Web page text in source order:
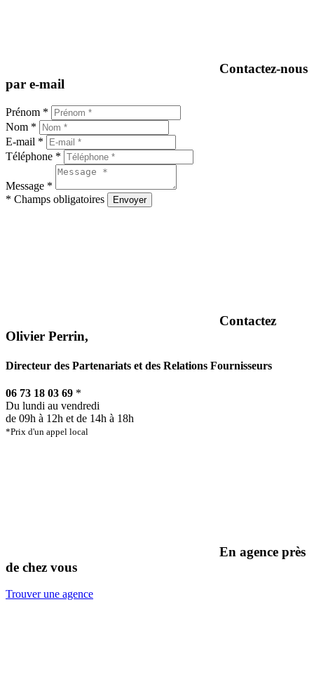
Contactez-nous
par e-mail
Prénom *
Nom *
E-mail *
Téléphone *
Message *
* Champs obligatoires
Envoyer
Contactez
Olivier Perrin,
Directeur des Partenariats et des Relations Fournisseurs
06 73 18 03 69 *
Du lundi au vendredi
de 09h à 12h et de 14h à 18h
*Prix d'un appel local
En agence près
de chez vous
Trouver une agence